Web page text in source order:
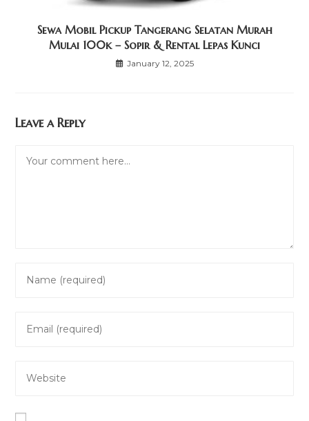
Sewa Mobil Pickup Tangerang Selatan Murah
Mulai 100k – Sopir & Rental Lepas Kunci
January 12, 2025
Leave a Reply
your
comment
your
address
your